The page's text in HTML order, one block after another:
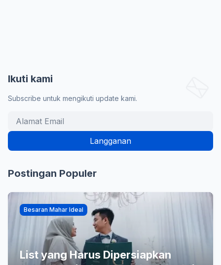
Ikuti kami
Subscribe untuk mengikuti update kami.
Postingan Populer
Besaran Mahar Ideal
List yang Harus Dipersiapkan